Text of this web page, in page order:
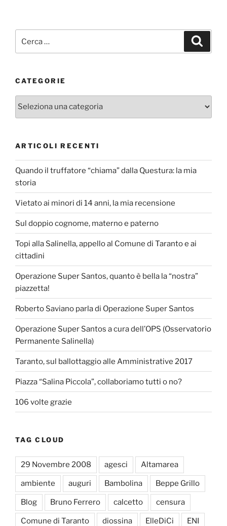
CATEGORIE
Categorie
ARTICOLI RECENTI
Quando il truffatore “chiama” dalla Questura: la mia
storia
Vietato ai minori di 14 anni, la mia recensione
Sul doppio cognome, materno e paterno
Topi alla Salinella, appello al Comune di Taranto e ai
cittadini
Operazione Super Santos, quanto è bella la “nostra”
piazzetta!
Roberto Saviano parla di Operazione Super Santos
Operazione Super Santos a cura dell’OPS (Osservatorio
Permanente Salinella)
Taranto, sul ballottaggio alle Amministrative 2017
Piazza “Salina Piccola”, collaboriamo tutti o no?
106 volte grazie
TAG CLOUD
29 Novembre 2008 agesci Altamarea
ambiente auguri Bambolina Beppe Grillo
Blog Bruno Ferrero calcetto censura
Comune di Taranto diossina ElleDiCi ENI